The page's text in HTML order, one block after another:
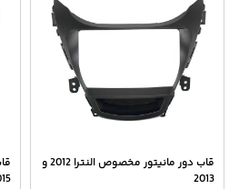
قاب دور مانیتور مخصوص النترا 2012 و
2013